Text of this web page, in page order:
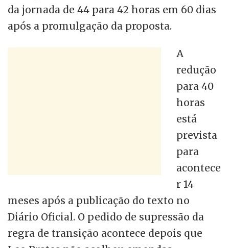
da jornada de 44 para 42 horas em 60 dias
após a promulgação da proposta.
A
redução
para 40
horas
está
prevista
para
acontece
r 14
meses após a publicação do texto no
Diário Oficial. O pedido de supressão da
regra de transição acontece depois que